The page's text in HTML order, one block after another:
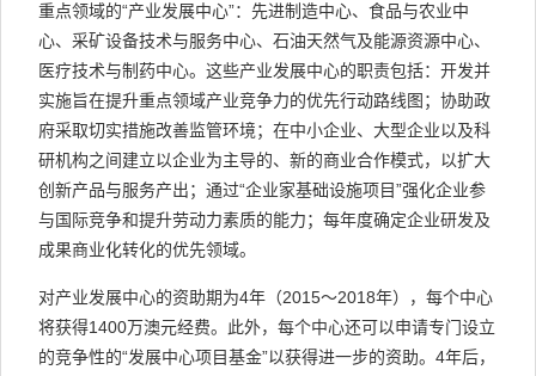
重点领域的“产业发展中心”：先进制造中心、食品与农业中
心、采矿设备技术与服务中心、石油天然气及能源资源中心、
医疗技术与制药中心。这些产业发展中心的职责包括：开发并
实施旨在提升重点领域产业竞争力的优先行动路线图；协助政
府采取切实措施改善监管环境；在中小企业、大型企业以及科
研机构之间建立以企业为主导的、新的商业合作模式，以扩大
创新产品与服务产出；通过“企业家基础设施项目”强化企业参
与国际竞争和提升劳动力素质的能力；每年度确定企业研发及
成果商业化转化的优先领域。
对产业发展中心的资助期为4年（2015～2018年），每个中心
将获得1400万澳元经费。此外，每个中心还可以申请专门设立
的竞争性的“发展中心项目基金”以获得进一步的资助。4年后，